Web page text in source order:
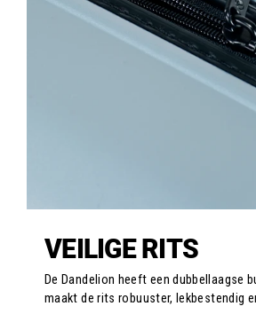
VEILIGE RITS
De Dandelion heeft een dubbellaagse
maakt de rits robuuster, lekbestendig